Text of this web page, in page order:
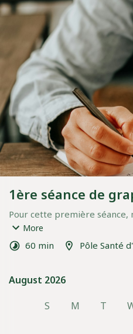
1ère séance de
Pour cette première
prises de notes ou
difficultés d'écriture, ainsi
More
60 min Pôle Santé
August 2026
August 2026
S
M T